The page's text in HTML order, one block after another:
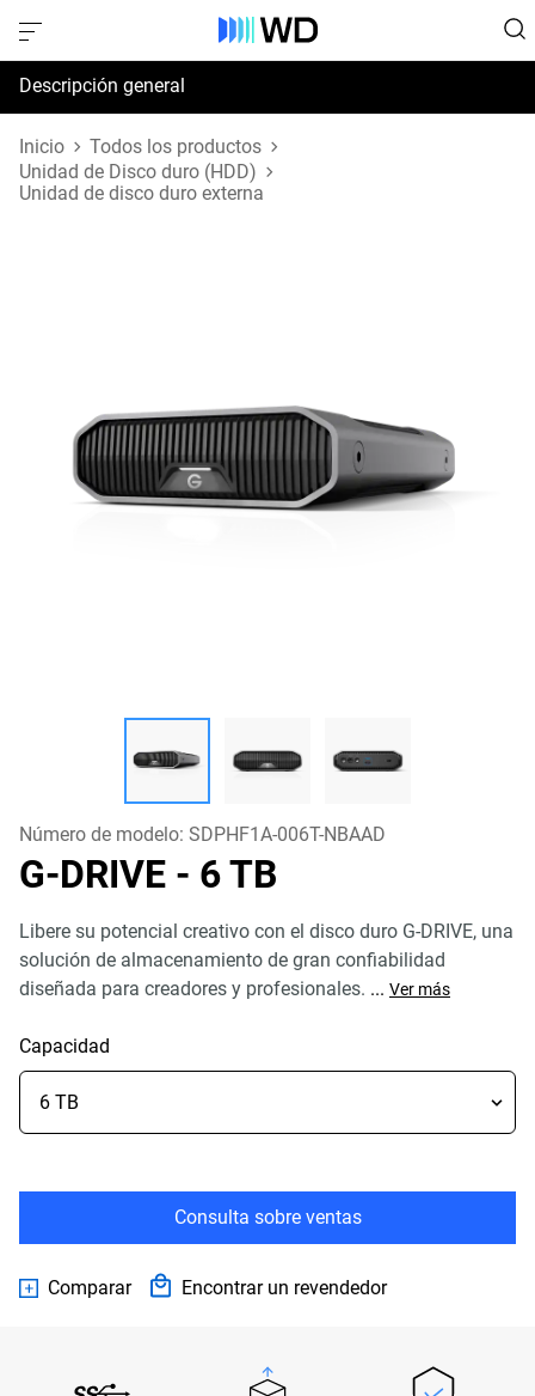
Descripción general
Especificaciones
Soporte y recursos
Inicio
Todos los productos
Unidad de Disco duro (HDD)
Unidad de disco duro externa
Número de modelo: SDPHF1A-006T-NBAAD
G-DRIVE - 6 TB
Libere su potencial creativo con el disco duro G-DRIVE, una
solución de almacenamiento de gran confiabilidad
diseñada para creadores y profesionales. ... Ver más
Capacidad
Consulta sobre ventas
Comparar Encontrar un revendedor